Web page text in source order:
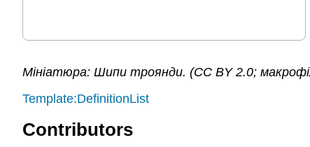
Мініатюра: Шипи троянди. (CC BY 2.0;
Template:DefinitionList
Contributors